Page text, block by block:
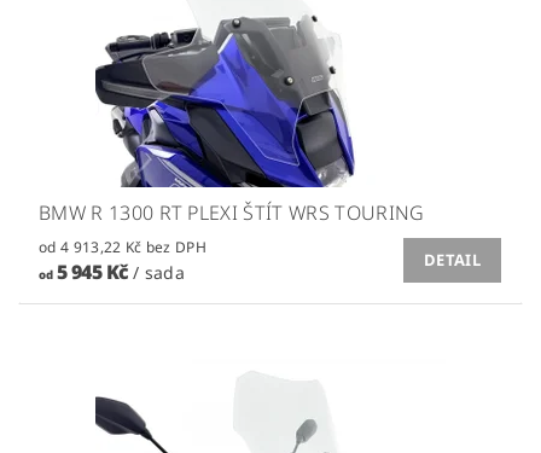
BMW R 1300 RT PLEXI ŠTÍT WRS TOURING
od 4 913,22 Kč bez DPH
od5 945 Kč/ sada
DETAIL